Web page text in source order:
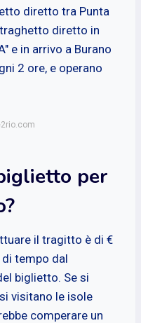
diretto tra Punta
traghetto diretto in
e in arrivo a Burano
2 ore, e operano
per
il tragitto è di €
tempo dal
biglietto. Se si
visitano le isole
comperare un